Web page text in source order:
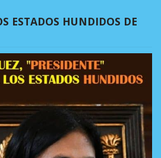
ESTADOS HUNDIDOS DE